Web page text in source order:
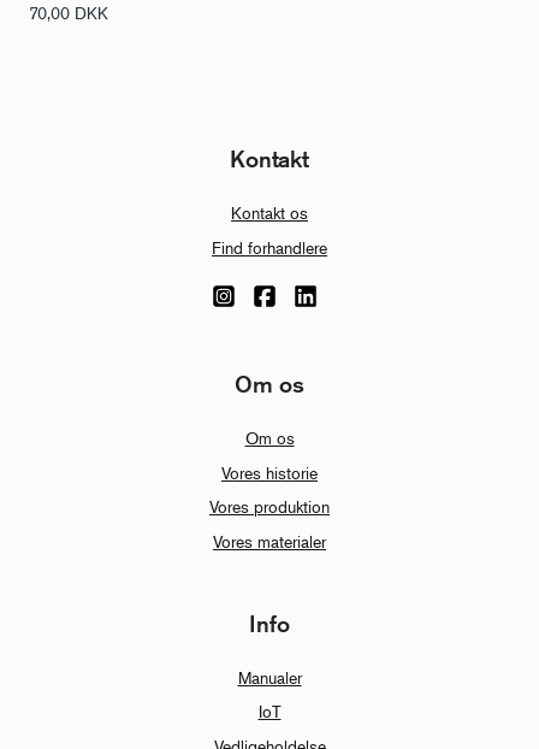
70,00 DKK
Kontakt
Kontakt os
Find forhandlere
Om os
Om os
Vores historie
Vores produktion
Vores materialer
Info
Manualer
IoT